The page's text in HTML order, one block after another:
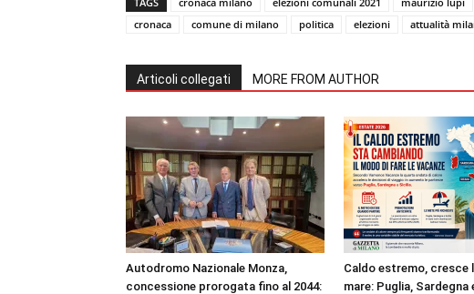
cronaca
comune di milano politica elezioni attualità
Articoli collegati MORE FROM AUTHOR
Autodromo Nazionale Monza,
concessione prorogata fino al 2044:
Caldo estremo, cresce
mare: Puglia, Sardegna